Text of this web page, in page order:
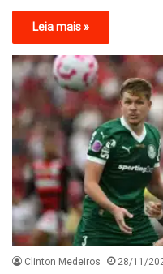
Leia mais »
Clinton Medeiros 28/11/